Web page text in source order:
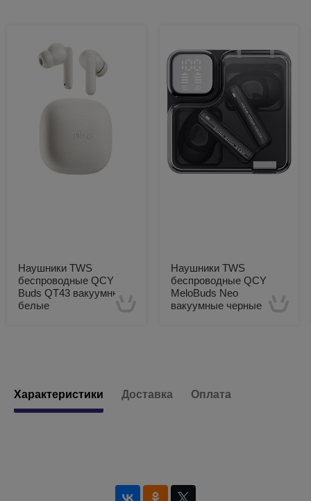
Наушники TWS
беспроводные QCY
Buds QT43 вакуумные
белые
Наушники TWS
беспроводные QCY
MeloBuds Neo
вакуумные черные
Характеристики Доставка Оплата